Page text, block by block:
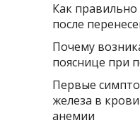
Как правильно
после
Почему
пояснице при
Первые
железа в
анемии